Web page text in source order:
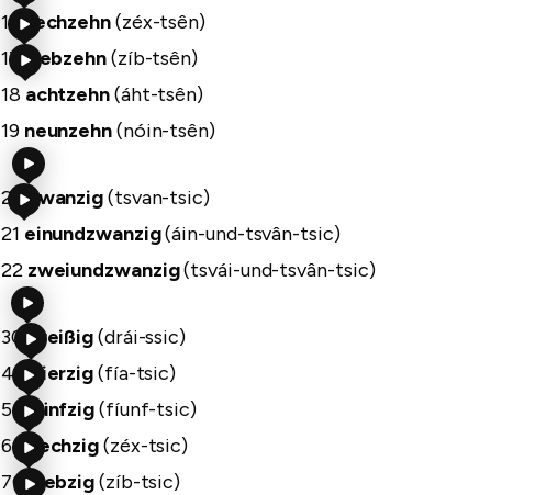
16sechzehn(zéx-tsên)
17siebzehn(zíb-tsên)
18 achtzehn(áht-tsên)
19 neunzehn(nóin-tsên)
20zwanzig(tsvan-tsic)
21 einundzwanzig(áin-und-tsvân-tsic)
22 zweiundzwanzig(tsvái-und-tsvân-tsic)
30dreißig(drái-ssic)
40vierzig(fía-tsic)
50fünfzig(fíunf-tsic)
60sechzig(zéx-tsic)
70siebzig(zíb-tsic)